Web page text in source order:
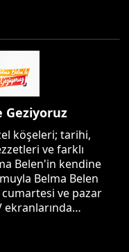
Geziyoruz
köşeleri; tarihi,
ve farklı
Belen'in kendine
Belma Belen
ve pazar
ekranlarında…